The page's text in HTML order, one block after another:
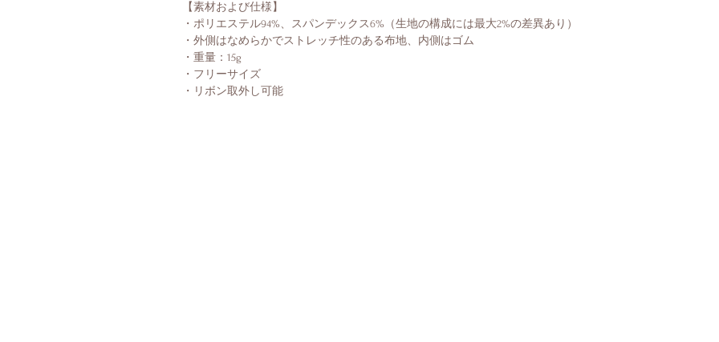
【素材および仕様】
・ポリエステル94%、スパンデックス6%（生地の構成には最大2%の差異あり）
・外側はなめらかでストレッチ性のある布地、内側はゴム
・重量：15g
・フリーサイズ
・リボン取外し可能